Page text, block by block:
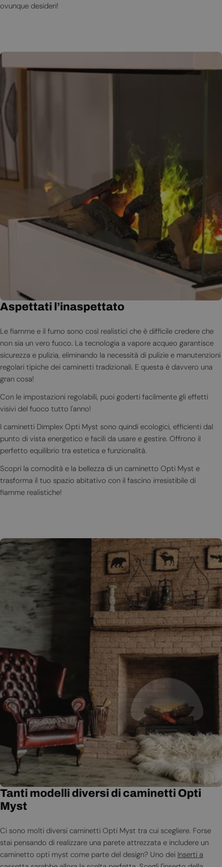
ovunque desideri!
Aspettati l’inaspettato
Le fiamme e il fumo sono così realistici che è difficile credere che
non sia un vero fuoco. La tecnologia a vapore acqueo garantisce
sicurezza e pulizia, eliminando la necessità di pulizie e manutenzioni
regolari tipiche dei caminetti tradizionali. E questa è davvero una
gran cosa!
Con le impostazioni regolabili, puoi goderti facilmente gli effetti
visivi del fuoco tutto l'anno!
I caminetti Dimplex Opti Myst sono quindi ecologici, efficienti dal
punto di vista energetico e facili da usare e gestire. Offrono il
perfetto equilibrio tra estetica e funzionalità.
Scopri la comodità e la bellezza di un caminetto Opti Myst e
trasforma il tuo spazio abitativo con il fascino irresistibile di
fiamme realistiche!
Tanti modelli diversi di caminetti Opti
Myst
Ci sono molti diversi caminetti Opti Myst tra cui scegliere. Forse
stai pensando di realizzare una parete attrezzata e includere un
caminetto opti myst come parte del design? Uno dei Inserti a